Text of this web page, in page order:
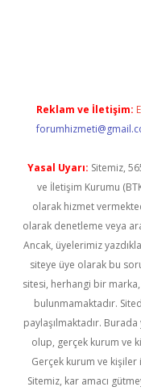
Reklam ve İletişim:
Yasal Uyarı: Sitemiz,
ve İletişim Kurumu
olarak hizmet
olarak denetleme veya
Ancak, üyelerimiz
siteye üye olarak bu
sitesi, herhangi bir
bulunmamaktadır.
paylaşılmaktadır.
olup, gerçek kurum ve
Gerçek kurum ve
Sitemiz, kar amacı